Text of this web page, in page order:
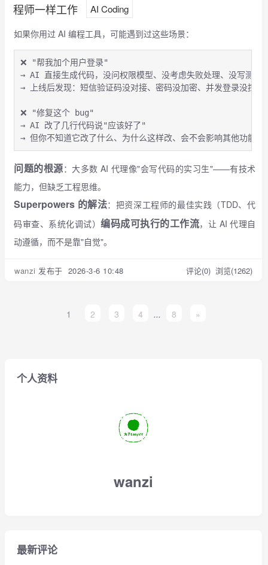
程师一样工作
AI Coding
如果你用过 AI 编程工具，可能遇到过这些场景：
❌ "帮我加个用户登录"
→ AI 直接生成代码，没问权限模型、没考虑失败处理、没写测试
→ 上线后发现：短信验证码没对接、密码没加密、并发登录没控制
❌ "修复这个 bug"
→ AI 改了几行代码说"应该好了"
→ 但你不知道它改了什么、为什么这样改、会不会影响其他功能
问题的根源：大多数 AI 代理像"会写代码的实习生"——有技术
能力，但缺乏工程思维。
Superpowers 的解法：把资深工程师的最佳实践（TDD、代
码审查、系统化调试） 编码成可执行的工作流，让 AI 代理自
动遵循，而不是靠"自觉"。
wanzi 发布于 2026-3-6 10:48 评论(0) 浏览(1262)
1 2 3 4 ... 8 »
个人资料
wanzi
最新评论